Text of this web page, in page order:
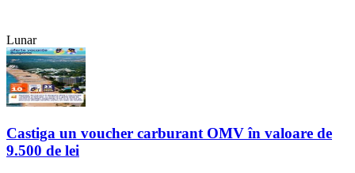
Lunar
Castiga un voucher carburant OMV în valoare de
9.500 de lei